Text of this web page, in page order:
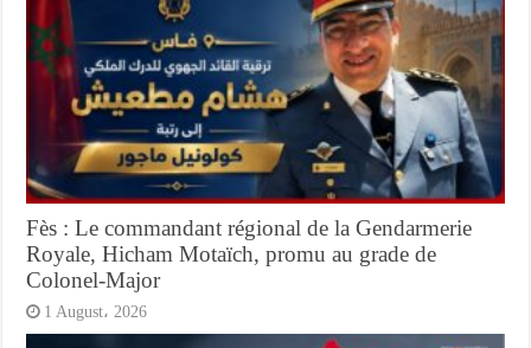
Fès : Le commandant régional de la Gendarmerie
Royale, Hicham Motaïch, promu au grade de
Colonel-Major
1 August، 2026